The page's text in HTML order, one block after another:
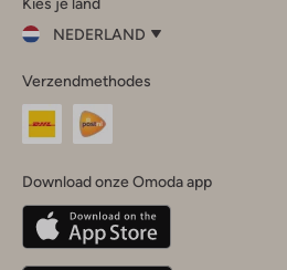
InstagramFacebook
NEDERLAND
je
land
Nederland
Belgique(Français)
Deutschland
Verzendmethodes
Download onze Omoda app